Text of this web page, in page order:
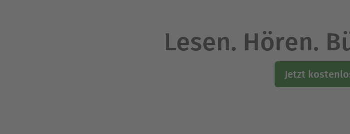
Lesen. Hören.
Jetzt